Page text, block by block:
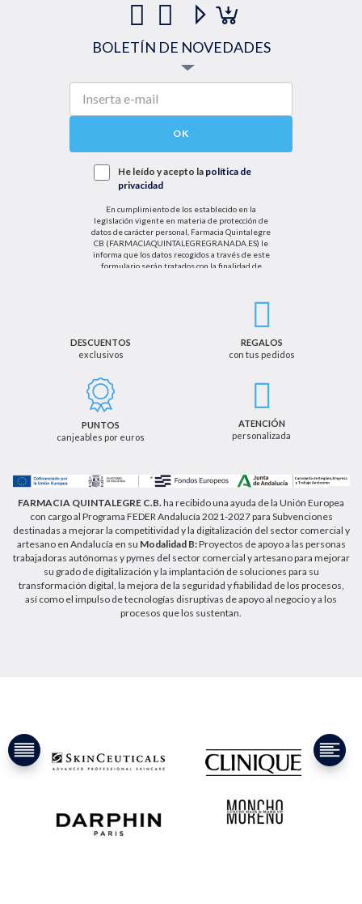
BOLETÍN DE NOVEDADES
OK
He leído y acepto la política de
privacidad
En cumplimiento de los establecido en la
legislación vigente en materia de protección de
datos de carácter personal, Farmacia Quintalegre
CB (FARMACIAQUINTALEGREGRANADA.ES) le
informa que los datos recogidos a través de este
formulario serán tratados con la finalidad de
el tratamiento de sus datos personales se basará
cancelación u oposición, así como los derechos
adicionales que le asisten a través de la dirección
de email info@farmaciaquintalegregranada.es, así
como a través de los medios detallados en la
información adicional sobre nuestra política de
privacidad que puede consultar en la dirección web
DESCUENTOS
exclusivos
REGALOS
con tus pedidos
PUNTOS
canjeables por euros
ATENCIÓN
personalizada
FARMACIA QUINTALEGRE C.B.ha recibido una ayuda de la Unión Europea
con cargo al Programa FEDER Andalucía 2021-2027 para Subvenciones
destinadas a mejorar la competitividad y la digitalización del sector comercial y
artesano en Andalucía en su Modalidad B:Proyectos de apoyo a las personas
trabajadoras autónomas y pymes del sector comercial y artesano para mejorar
su grado de digitalización y la implantación de soluciones para su
transformación digital, la mejora de la seguridad y fiabilidad de los procesos,
así como el impulso de tecnologías disruptivas de apoyo al negocio y a los
procesos que los sustentan.